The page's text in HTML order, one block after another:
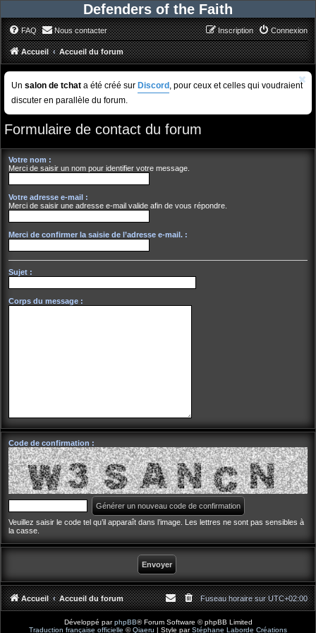
Defenders of the Faith
FAQ Nous contacter Connexion
Inscription
Accueil Accueil du forum
Un salon de tchat a été créé sur Discord , pour ceux et celles qui voudraient
discuter en parallèle du forum.
Formulaire de contact du forum
Votre nom :
Merci de saisir un nom pour identifier votre message.
Votre adresse e-mail :
Merci de saisir une adresse e-mail valide afin de vous répondre.
Merci de confirmer la saisie de l’adresse e-mail. :
Sujet :
Corps du message :
Code de confirmation :
Veuillez saisir le code tel qu’il apparaît dans l’image. Les lettres ne sont pas sensibles à
la casse.
Accueil Accueil du forum Fuseau horaire surUTC+02:00
Développé parphpBB® Forum Software © phpBB Limited
Traduction française officielle ©Qiaeru | Style parStéphane Laborde Créations